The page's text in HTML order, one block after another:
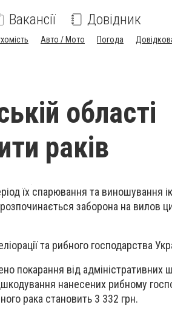
Вакансії Довідник
Авто / Мото Погода
області
раків
їх спарювання та виношування
заборона на вилов
та рибного господарства
покарання від адміністративних
нанесених рибному
рака становить 3 332 грн.